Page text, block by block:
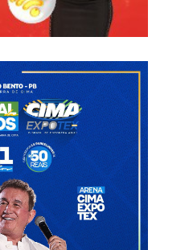
Homicídio Sousa